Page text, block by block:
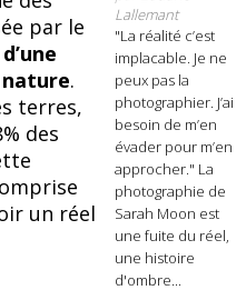
par le
.
terres,
des
un réel
Lallemant
"La réalité c’est
implacable. Je ne
peux pas la
photographier. J’ai
besoin de m’en
évader pour m’en
approcher." La
photographie de
Sarah Moon est
une fuite du réel,
une histoire
d'ombre...